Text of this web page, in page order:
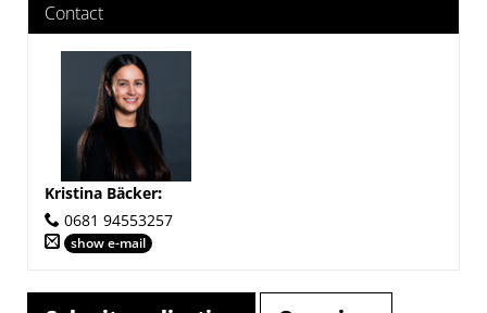
Contact
Kristina Bäcker:
0681 94553257
show e-mail